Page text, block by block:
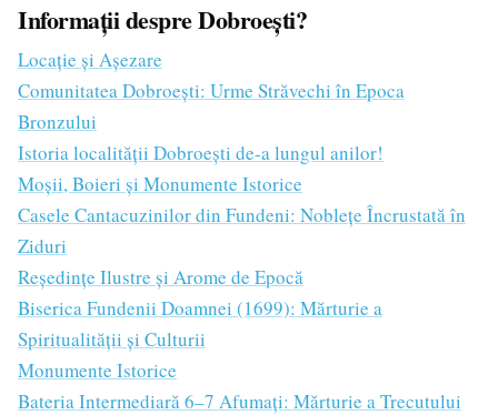
Informații despre Dobroești?
Locație și Așezare
Comunitatea Dobroești: Urme Străvechi în Epoca
Bronzului
Istoria localității Dobroești de-a lungul anilor!
Moșii, Boieri și Monumente Istorice
Casele Cantacuzinilor din Fundeni: Noblețe Încrustată în
Ziduri
Reședințe Ilustre și Arome de Epocă
Biserica Fundenii Doamnei (1699): Mărturie a
Spiritualității și Culturii
Monumente Istorice
Bateria Intermediară 6–7 Afumați: Mărturie a Trecutului